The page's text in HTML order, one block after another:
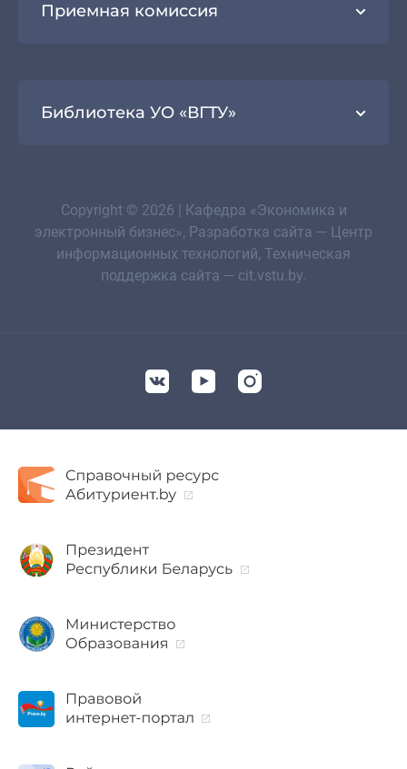
Приемная комиссия
Библиотека УО «ВГТУ»
Copyright © 2026 | Кафедра «Экономика и
электронный бизнес», Разработка сайта — Центр
информационных технологий, Техническая
поддержка сайта — cit.vstu.by.